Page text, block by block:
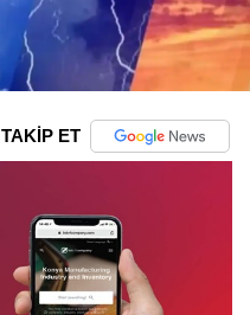
TAKİP ET